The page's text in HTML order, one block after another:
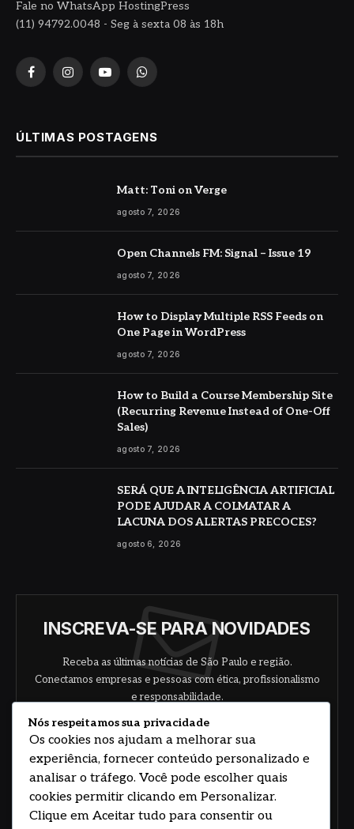
Fale no WhatsApp HostingPress
(11) 94792.0048 - Seg à sexta 08 às 18h
FacebookInstagramYouTubeWhatsApp
ÚLTIMAS POSTAGENS
Matt: Toni on Verge
agosto 7, 2026
Open Channels FM: Signal – Issue 19
agosto 7, 2026
How to Display Multiple RSS Feeds on
One Page in WordPress
agosto 7, 2026
How to Build a Course Membership Site
(Recurring Revenue Instead of One-Off
Sales)
agosto 7, 2026
SERÁ QUE A INTELIGÊNCIA ARTIFICIAL
PODE AJUDAR A COLMATAR A
LACUNA DOS ALERTAS PRECOCES?
agosto 6, 2026
INSCREVA-SE PARA NOVIDADES
Receba as últimas notícias de São Paulo e região.
Conectamos empresas e pessoas com ética, profissionalismo
e responsabilidade.
Concorde com nossos termos e acordo de
Nós respeitamos sua privacidade
Os cookies nos ajudam a melhorar sua
experiência, fornecer conteúdo personalizado e
analisar o tráfego. Você pode escolher quais
cookies permitir clicando em Personalizar.
Clique em Aceitar tudo para consentir ou